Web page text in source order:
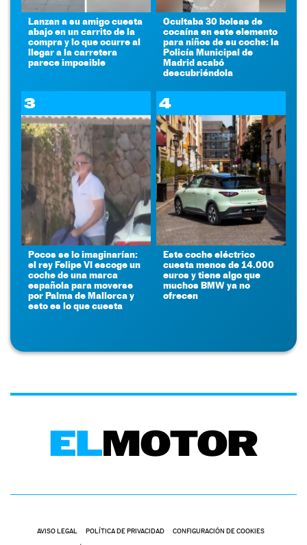
Lanzan a su amigo cuesta
abajo en un carrito de la
compra y lo que ocurre al
llegar a la carretera
parece imposible
Ocultaba 30 bolsas de
cocaína en este elemento
para niños de su coche: la
Policía Municipal de
Madrid acabó
descubriéndola
3
Pocos se lo imaginarían:
el rey Felipe VI escoge un
coche de una marca
española para moverse
por Palma de Mallorca y
esto es lo que cuesta
4
Este coche eléctrico
cuesta menos de 14.000
euros y tiene algo que
muchos BMW ya no
ofrecen
AVISO LEGAL POLÍTICA DE PRIVACIDAD CONFIGURACIÓN DE COOKIES